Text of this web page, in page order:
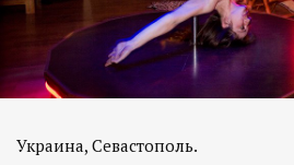
Украина, Севастополь.